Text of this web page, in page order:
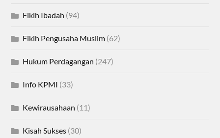
Fikih Ibadah (94)
Fikih Pengusaha Muslim (62)
Hukum Perdagangan (247)
Info KPMI (33)
Kewirausahaan (11)
Kisah Sukses (30)